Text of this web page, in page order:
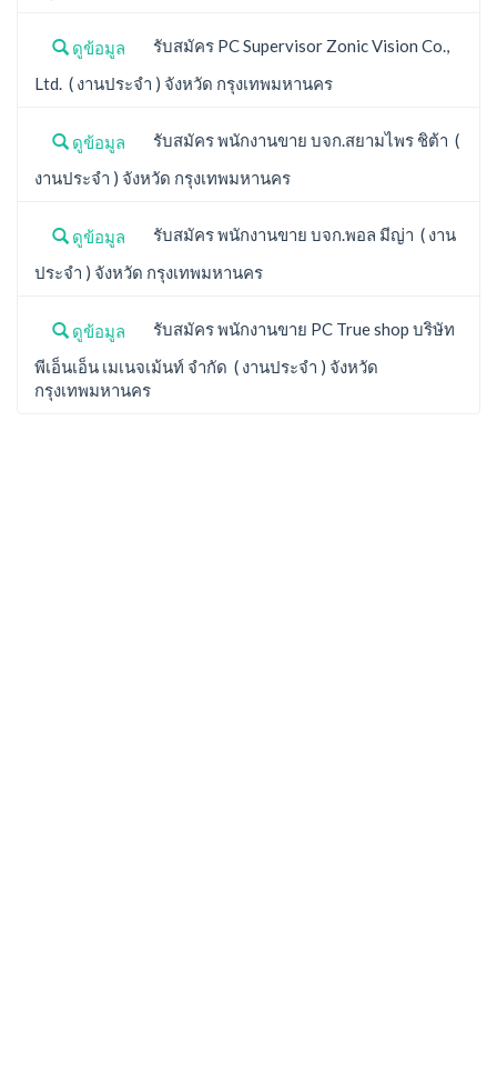
ดูข้อมูล
รับสมัคร PC Supervisor Zonic Vision Co.,
Ltd. ( งานประจำ ) จังหวัด กรุงเทพมหานคร
ดูข้อมูล
รับสมัคร พนักงานขาย บจก.สยามไพร ชิต้า (
งานประจำ ) จังหวัด กรุงเทพมหานคร
ดูข้อมูล
รับสมัคร พนักงานขาย บจก.พอล มีญ่า ( งาน
ประจำ ) จังหวัด กรุงเทพมหานคร
ดูข้อมูล
รับสมัคร พนักงานขาย PC True shop บริษัท
พีเอ็นเอ็น เมเนจเม้นท์ จำกัด ( งานประจำ ) จังหวัด
กรุงเทพมหานคร